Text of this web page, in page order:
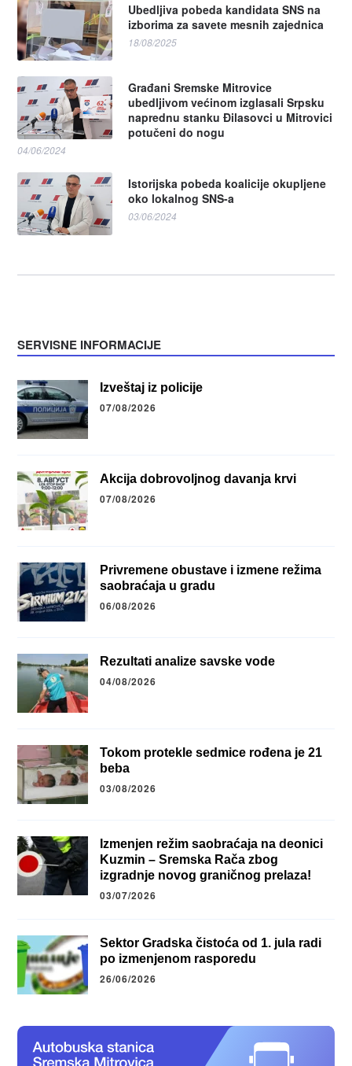
Ubedljiva pobeda kandidata SNS na
izborima za savete mesnih zajednica
18/08/2025
Građani Sremske Mitrovice
ubedljivom većinom izglasali Srpsku
naprednu stanku Đilasovci u Mitrovici
potučeni do nogu
04/06/2024
Istorijska pobeda koalicije okupljene
oko lokalnog SNS-a
03/06/2024
SERVISNE INFORMACIJE
Izveštaj iz policije
07/08/2026
Akcija dobrovoljnog davanja krvi
07/08/2026
Privremene obustave i izmene režima
saobraćaja u gradu
06/08/2026
Rezultati analize savske vode
04/08/2026
Tokom protekle sedmice rođena je 21
beba
03/08/2026
Izmenjen režim saobraćaja na deonici
Kuzmin – Sremska Rača zbog
izgradnje novog graničnog prelaza!
03/07/2026
Sektor Gradska čistoća od 1. jula radi
po izmenjenom rasporedu
26/06/2026